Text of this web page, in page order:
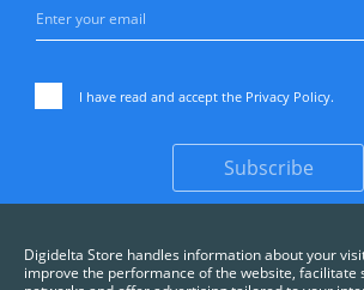
I have read and accept the Privacy Policy.
Subscribe
Digidelta Store handles information about your
improve the performance of the website, facilitate